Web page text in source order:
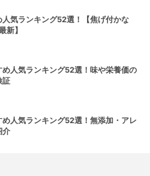
人気ランキング52選！【焦げ付かな
新】
め人気ランキング52選！味や栄養価の
証
め人気ランキング52選！無添加・アレ
介